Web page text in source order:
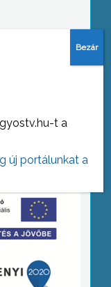
t a
új portálunkat a